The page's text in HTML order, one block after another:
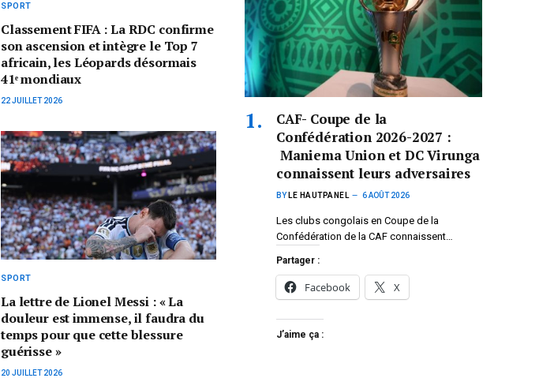
SPORT
Classement FIFA : La RDC confirme
son ascension et intègre le Top 7
africain, les Léopards désormais
41ᵉ mondiaux
22 JUILLET 2026
SPORT
La lettre de Lionel Messi : « La
douleur est immense, il faudra du
temps pour que cette blessure
guérisse »
20 JUILLET 2026
CAF- Coupe de la
Confédération 2026-2027 :
Maniema Union et DC Virunga
connaissent leurs adversaires
BY LE HAUTPANEL 6 AOÛT 2026
Les clubs congolais en Coupe de la
Confédération de la CAF connaissent…
Partager :
Facebook X
J’aime ça :